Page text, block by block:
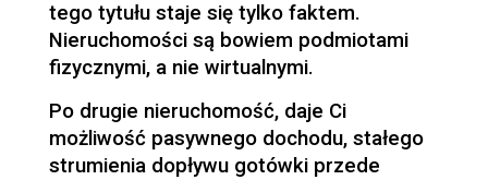
tego tytułu staje się tylko faktem.
Nieruchomości są bowiem podmiotami
fizycznymi, a nie wirtualnymi.
Po drugie nieruchomość, daje Ci
możliwość pasywnego dochodu, stałego
strumienia dopływu gotówki przede